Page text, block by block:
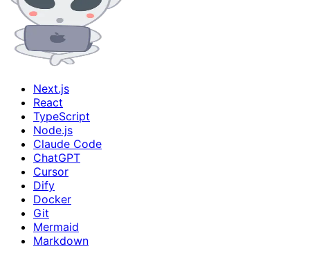
Next.js
React
TypeScript
Node.js
Claude Code
ChatGPT
Cursor
Dify
Docker
Git
Mermaid
Markdown